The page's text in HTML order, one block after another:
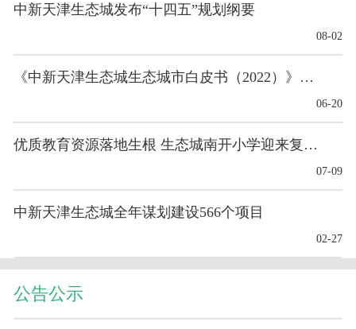
中新天津生态城发布“十四五”规划纲要
08-02
《中新天津生态城生态城市白皮书（2022）》发布
06-20
优质教育资源落地生根 生态城南开小学迎来复校后首...
07-09
中新天津生态城全年谋划建设566个项目
02-27
公告公示